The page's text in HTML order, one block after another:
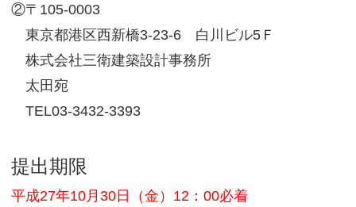
②〒105-0003
東京都港区西新橋3-23-6 白川ビル5Ｆ
株式会社三衛建築設計事務所
太田宛
TEL03-3432-3393
提出期限
平成27年10月30日（金）12：00必着